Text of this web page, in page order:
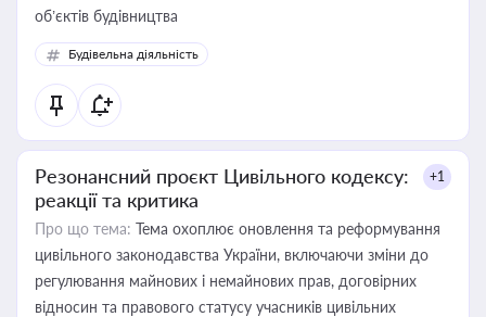
об’єктів будівництва
Будівельна діяльність
Резонансний проєкт Цивільного кодексу:
реакції та критика
+1
Про що тема: Тема охоплює оновлення та реформування
цивільного законодавства України, включаючи зміни до
регулювання майнових і немайнових прав, договірних
відносин та правового статусу учасників цивільних